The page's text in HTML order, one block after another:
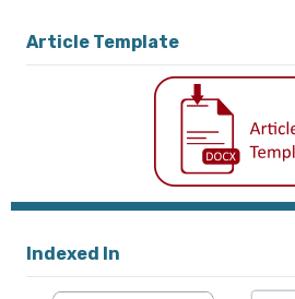
Article Template
Indexed In